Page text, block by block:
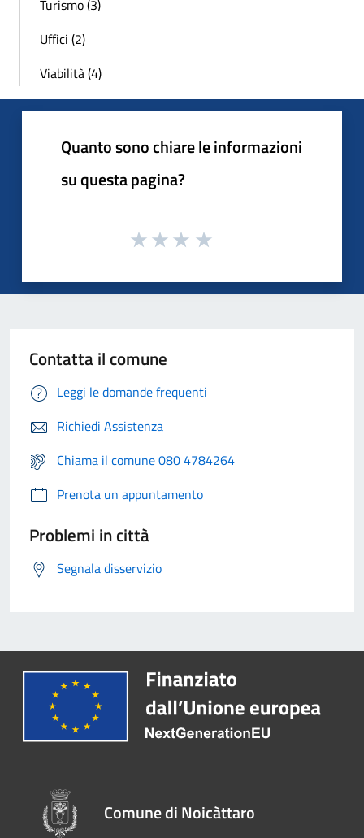
Turismo (3)
Uffici (2)
Viabilità (4)
Quanto sono chiare le informazioni
su questa pagina?
Contatta il comune
Leggi le domande frequenti
Richiedi Assistenza
Chiama il comune 080 4784264
Prenota un appuntamento
Problemi in città
Segnala disservizio
Comune di Noicàttaro